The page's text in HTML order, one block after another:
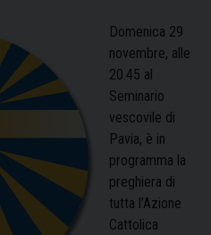
Domenica 29
novembre, alle
20.45 al
Seminario
vescovile di
Pavia, è in
programma la
preghiera di
tutta l’Azione
Cattolica